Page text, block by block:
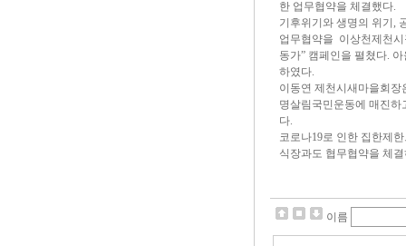
한 업무협약을 체결했다.
기후위기와 생명의 위기,
업무협약을 이상천제천
동가” 캠페인을 펼쳤다.
하였다.
이동연 제천시새마을회장
명살림국민운동에 매진
다.
코로나19로 인한 집한제
식장과도 협무협약을 체
이름